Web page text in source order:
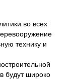
во всех
технику и
будут широко